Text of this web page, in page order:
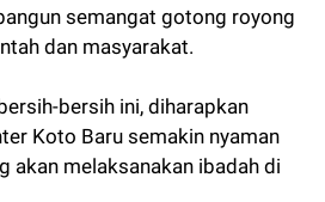
semangat gotong royong
dan masyarakat.
bersih ini, diharapkan
Koto Baru semakin nyaman
akan melaksanakan ibadah di